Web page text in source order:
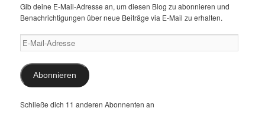
Gib deine E-Mail-Adresse an, um diesen Blog zu abonnieren und
Benachrichtigungen über neue Beiträge via E-Mail zu erhalten.
E-
Mail-
Adresse
Abonnieren
Schließe dich 11 anderen Abonnenten an